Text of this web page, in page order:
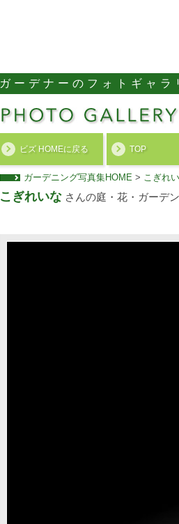
ガーデナーのフォトギャラ
ビズ HOMEに戻る TOP
ガーデニング写真集HOME > こぎれ
こぎれいな さんの庭・花・ガーデ